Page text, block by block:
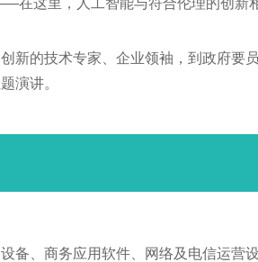
这里，人工智能与符合伦理的创新
新的技术专家、企业领袖，到政府要
演讲。
备、商务应用软件、网络及电信运营